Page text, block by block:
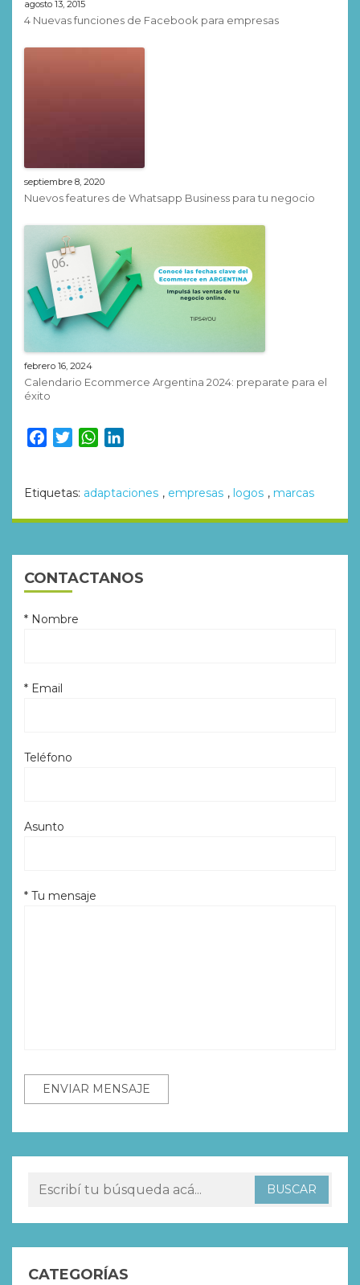
agosto 13, 2015
4 Nuevas funciones de Facebook para empresas
septiembre 8, 2020
Nuevos features de Whatsapp Business para tu negocio
febrero 16, 2024
Calendario Ecommerce Argentina 2024: preparate para el
éxito
Facebook
TwitterWhatsApp
Etiquetas: adaptaciones , empresas , logos , marcas
CONTACTANOS
* Nombre
* Email
Teléfono
Asunto
* Tu mensaje
CATEGORÍAS